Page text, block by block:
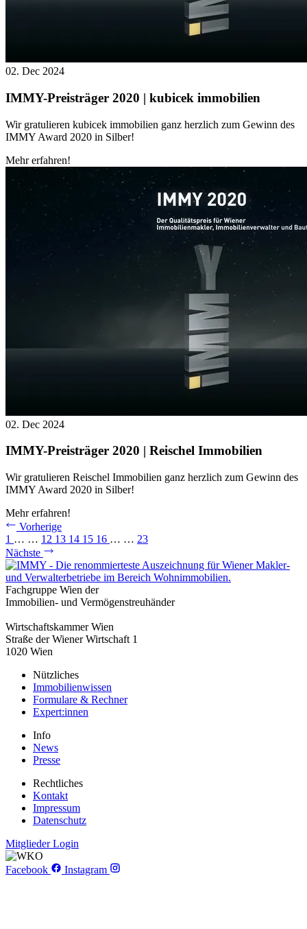
02. Dec 2024
IMMY-Preisträger 2020 | kubicek immobilien
Wir gratulieren kubicek immobilien ganz herzlich zum Gewinn des
IMMY Award 2020 in Silber!
Mehr erfahren!
02. Dec 2024
IMMY-Preisträger 2020 | Reischel Immobilien
Wir gratulieren Reischel Immobilien ganz herzlich zum Gewinn des
IMMY Award 2020 in Silber!
Mehr erfahren!
Vorherige
1 … … 12 13 14 15 16 … … 23
Nächste
Fachgruppe Wien der
Immobilien- und Vermögenstreuhänder
Wirtschaftskammer Wien
Straße der Wiener Wirtschaft 1
1020 Wien
Nützliches
Immobilienwissen
Formulare & Rechner
Expert:innen
Info
News
Presse
Rechtliches
Kontakt
Impressum
Datenschutz
Mitglieder Login
Facebook Instagram